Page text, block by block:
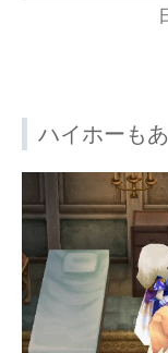
ハイホーも